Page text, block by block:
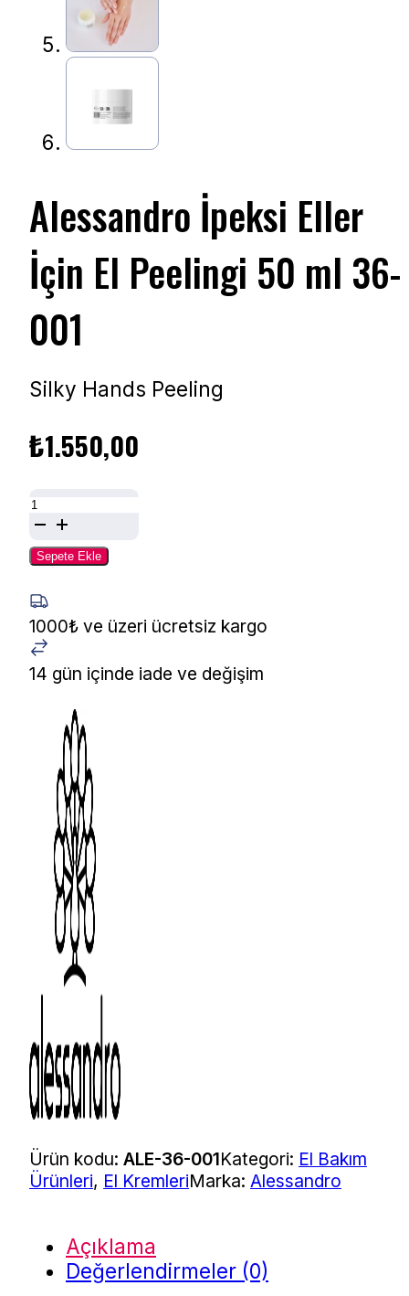
Alessandro İpeksi Eller
İçin El Peelingi 50 ml 36-
001
Silky Hands Peeling
₺1.550,00
Alessandro
İpeksi
Eller
El
Peelingi
50
ml
adet
Sepete Ekle
1000₺ ve üzeri ücretsiz kargo
14 gün içinde iade ve değişim
Ürün kodu: ALE-36-001Kategori: El Bakım
Ürünleri, El KremleriMarka: Alessandro
Açıklama
Değerlendirmeler (0)